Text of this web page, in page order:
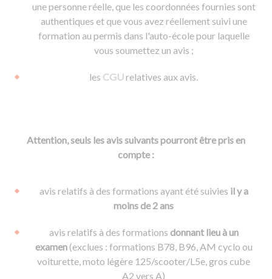
une personne réelle, que les coordonnées fournies sont
authentiques et que vous avez réellement suivi une
formation au permis dans l'auto-école pour laquelle
vous soumettez un avis ;
les CGUrelatives aux avis.
Attention, seuls les avis suivants pourront être pris en
compte :
avis relatifs à des formations ayant été suivies il y a
moins de 2 ans
avis relatifs à des formations donnant lieu à un
examen(exclues : formations B78, B96, AM cyclo ou
voiturette, moto légère 125/scooter/L5e, gros cube
A2 vers A)